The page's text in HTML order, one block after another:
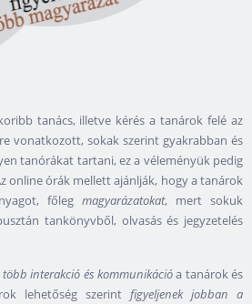
tanács, illetve kérés a tanárok felé az
vonatkozott, sokak szerint gyakrabban és
tanórákat tartani, ez a véleményük pedig
online órák mellett ajánlják, hogy a tanárok
főleg magyarázatokat, mert sokuk
tankönyvből, olvasás és jegyzetelés
több interakció és kommunikációa tanárok és
lehetőség szerint figyeljenek jobban a